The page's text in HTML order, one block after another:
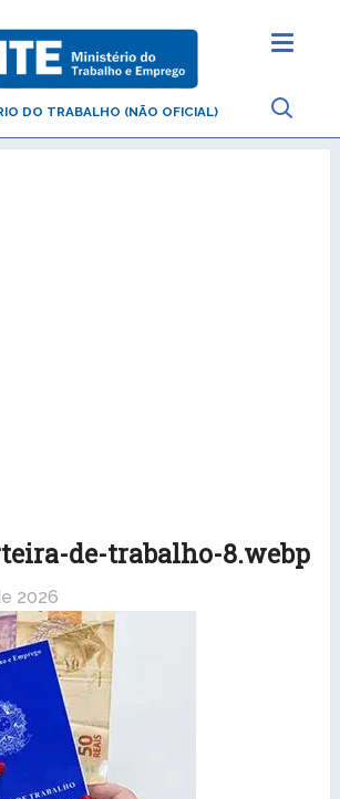
DO TRABALHO (NÃO OFICIAL)
de-trabalho-8.webp
2026